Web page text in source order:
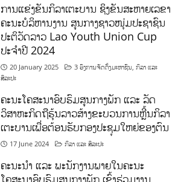
ການແຂ່ງຂັນກິລາເຕະບານ ຊິງຂັນສະຫາຍເລຂາ
ຄະນະບໍລິຫານງານ ສູນກາງຊາວໜຸ່ມປະຊາຊົນ
ປະຕິວັດລາວ Lao Youth Union Cup
ປະຈຳປີ 2024
20 January 2025 3 ອົງການຈັດຕັ້ງມະຫາຊົນ ,ກິລາ ແລະ
ສິລະປະ
ຄະນະໂຄສະນາອົບຮົມສູນກາງພັກ ແລະ ລັດ
ວິສາຫະກິດຖືຮຸ້ນລາວສ້າງຂະບວນການຫຼີ້ນກິລາ
ເຕະບານເພື່ອຕ້ອນຮັບກອງປະຊຸມໃຫຍ່ຂອງຕົນ
17 June 2024 ກິລາ ແລະ ສິລະປະ
ຄະນະນຳ ແລະ ພະນັກງານພາຍໃນຄະນະ
ໂຄສະນາອົບຮົມສູນກາງພັກ ເຂົ້າຮ່ວມງານ